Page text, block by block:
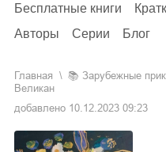
Бесплатные книги
Авторы
Серии Блог
Главная 📚 зарубежные
Великан
добавлено 10.12.2023 09:23